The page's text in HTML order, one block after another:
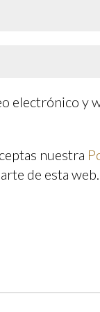
electrónico y
nuestra
de esta web.